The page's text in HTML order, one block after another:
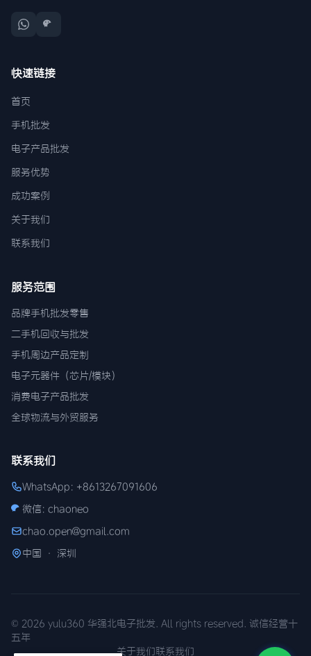
快速链接
首页
手机批发
电子产品批发
服务优势
成功案例
关于我们
联系我们
服务范围
品牌手机批发零售
二手机回收与批发
手机周边产品定制
电子元器件（芯片/模块）
消费电子产品批发
全球物流与外贸服务
联系我们
WhatsApp: +8613267091606
微信: chaoneo
chao.open@gmail.com
中国 · 深圳
© 2026 yulu360 华强北电子批发. All rights reserved. 诚信经营十
五年
关于我们联系我们